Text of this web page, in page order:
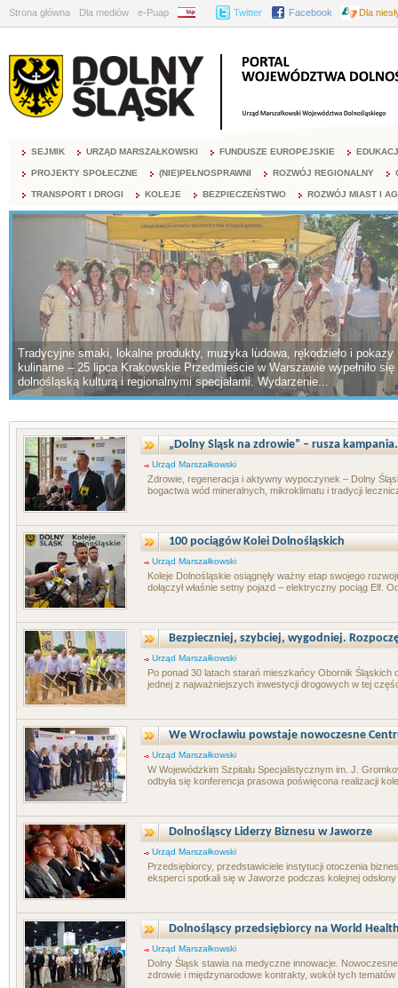
Strona główna Dla mediów e-Puap BIP Twitter Facebook Dla
SEJMIK URZĄD MARSZAŁKOWSKI FUNDUSZE EUROPEJSKIE
PROJEKTY SPOŁECZNE (NIE)PEŁNOSPRAWNI ROZWÓJ REGIONALNY
TRANSPORT I DROGI KOLEJE BEZPIECZEŃSTWO ROZWÓJ MIAST I
Tradycyjne smaki, lokalne produkty, muzyka ludowa, rękodzieło i pokazy
kulinarne – 25 lipca Krakowskie Przedmieście w Warszawie wypełniło się
dolnośląską kulturą i regionalnymi specjałami. Wydarzenie...
„Dolny Śląsk na zdrowie” – rusza
Urząd Marszałkowski
Zdrowie, regeneracja i aktywny wypoczynek – Dolny
bogactwa wód mineralnych, mikroklimatu i tradycji
100 pociągów Kolei Dolnośląskich
Urząd Marszałkowski
Koleje Dolnośląskie osiągnęły ważny etap swojego
dołączył właśnie setny pojazd – elektryczny pociąg Elf.
Bezpieczniej, szybciej, wygodniej.
Urząd Marszałkowski
Po ponad 30 latach starań mieszkańcy Obornik Śląskich
jednej z najważniejszych inwestycji drogowych w tej
We Wrocławiu powstaje nowoczesne
Urząd Marszałkowski
W Wojewódzkim Szpitalu Specjalistycznym im. J.
odbyła się konferencja prasowa poświęcona realizacji
Dolnośląscy Liderzy Biznesu w Jaworze
Urząd Marszałkowski
Przedsiębiorcy, przedstawiciele instytucji otoczenia
eksperci spotkali się w Jaworze podczas kolejnej
Dolnośląscy przedsiębiorcy na World Health
Urząd Marszałkowski
Dolny Śląsk stawia na medyczne innowacje.
zdrowie i międzynarodowe kontrakty, wokół tych tematów